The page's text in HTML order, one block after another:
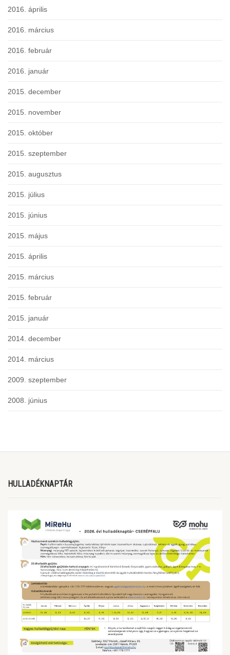
2016. április
2016. március
2016. február
2016. január
2015. december
2015. november
2015. október
2015. szeptember
2015. augusztus
2015. július
2015. június
2015. május
2015. április
2015. március
2015. február
2015. január
2014. december
2014. március
2009. szeptember
2008. június
HULLADÉKNAPTÁR